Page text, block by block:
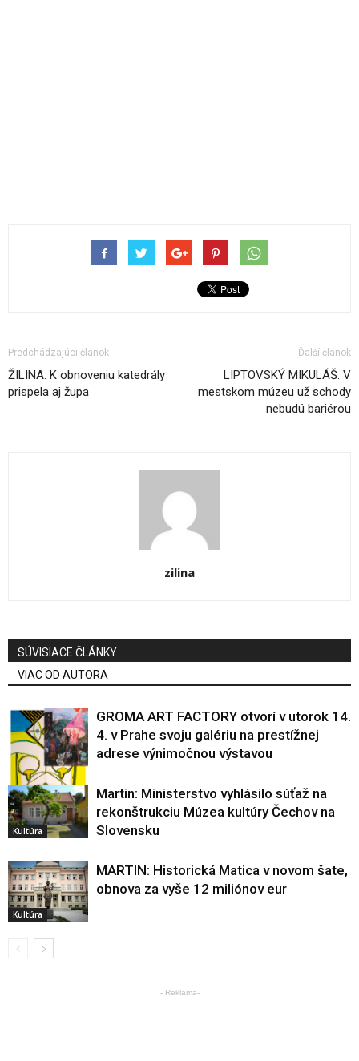
Predchádzajúci článok
ŽILINA: K obnoveniu katedrály
prispela aj župa
Ďalší článok
LIPTOVSKÝ MIKULÁŠ: V
mestskom múzeu už schody
nebudú bariérou
zilina
SÚVISIACE ČLÁNKY
VIAC OD AUTORA
Kultúra
GROMA ART FACTORY otvorí v utorok 14.
4. v Prahe svoju galériu na prestížnej
adrese výnimočnou výstavou
Kultúra
Martin: Ministerstvo vyhlásilo súťaž na
rekonštrukciu Múzea kultúry Čechov na
Slovensku
Kultúra
MARTIN: Historická Matica v novom šate,
obnova za vyše 12 miliónov eur
- Reklama-